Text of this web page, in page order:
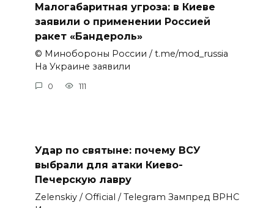
Малогабаритная угроза: в Киеве
заявили о применении Россией
ракет «Бандероль»
© Минобороны России / t.me/mod_russia
На Украине заявили
0 111
Удар по святыне: почему ВСУ
выбрали для атаки Киево-
Печерскую лавру
Zеlеnskiу / Оfficiаl / Telegram Зампред ВРНС